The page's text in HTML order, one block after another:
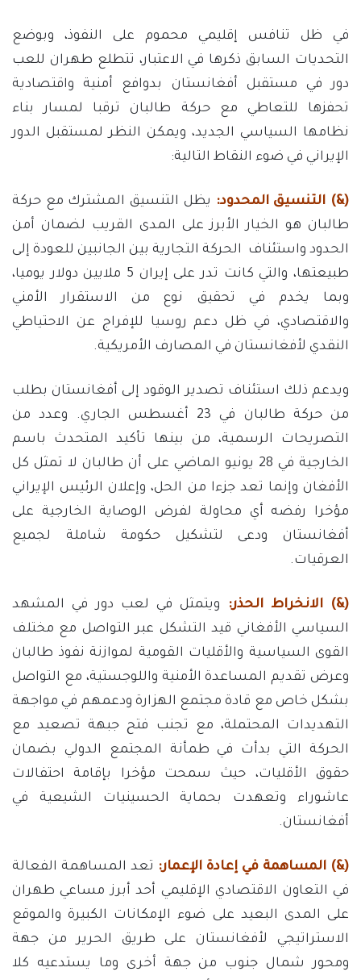
في ظل تنافس إقليمي محموم على النفوذ، وبوضع
التحديات السابق ذكرها في الاعتبار، تتطلع طهران للعب
دور في مستقبل أفغانستان بدوافع أمنية واقتصادية
تحفزها للتعاطي مع حركة طالبان ترقبا لمسار بناء
نظامها السياسي الجديد، ويمكن النظر لمستقبل الدور
الإيراني في ضوء النقاط التالية:
(&) التنسيق المحدود: يظل التنسيق المشترك مع حركة
طالبان هو الخيار الأبرز على المدى القريب لضمان أمن
الحدود واستئناف الحركة التجارية بين الجانبين للعودة إلى
طبيعتها، والتي كانت تدر على إيران 5 ملايين دولار يوميا،
وبما يخدم في تحقيق نوع من الاستقرار الأمني
والاقتصادي، في ظل دعم روسيا للإفراج عن الاحتياطي
النقدي لأفغانستان في المصارف الأمريكية.
ويدعم ذلك استئناف تصدير الوقود إلى أفغانستان بطلب
من حركة طالبان في 23 أغسطس الجاري. وعدد من
التصريحات الرسمية، من بينها تأكيد المتحدث باسم
الخارجية في 28 يونيو الماضي على أن طالبان لا تمثل كل
الأفغان وإنما تعد جزءا من الحل، وإعلان الرئيس الإيراني
مؤخرا رفضه أي محاولة لفرض الوصاية الخارجية على
أفغانستان ودعى لتشكيل حكومة شاملة لجميع
العرقيات.
(&) الانخراط الحذر: ويتمثل في لعب دور في المشهد
السياسي الأفغاني قيد التشكل عبر التواصل مع مختلف
القوى السياسية والأقليات القومية لموازنة نفوذ طالبان
وعرض تقديم المساعدة الأمنية واللوجستية، مع التواصل
بشكل خاص مع قادة مجتمع الهزارة ودعمهم في مواجهة
التهديدات المحتملة، مع تجنب فتح جبهة تصعيد مع
الحركة التي بدأت في طمأنة المجتمع الدولي بضمان
حقوق الأقليات، حيث سمحت مؤخرا بإقامة احتفالات
عاشوراء وتعهدت بحماية الحسينيات الشيعية في
أفغانستان.
(&) المساهمة في إعادة الإعمار: تعد المساهمة الفعالة
في التعاون الاقتصادي الإقليمي أحد أبرز مساعي طهران
على المدى البعيد على ضوء الإمكانات الكبيرة والموقع
الاستراتيجي لأفغانستان على طريق الحرير من جهة
ومحور شمال جنوب من جهة أخرى وما يستدعيه كلا